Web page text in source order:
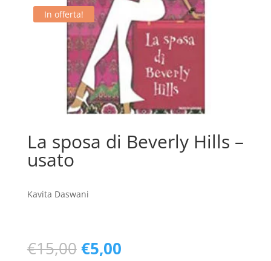
In offerta!
La sposa di Beverly Hills –
usato
Kavita Daswani
€15,00 Il
€5,00Il